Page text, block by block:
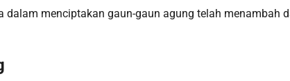
dalam menciptakan gaun-gaun agung telah menambah